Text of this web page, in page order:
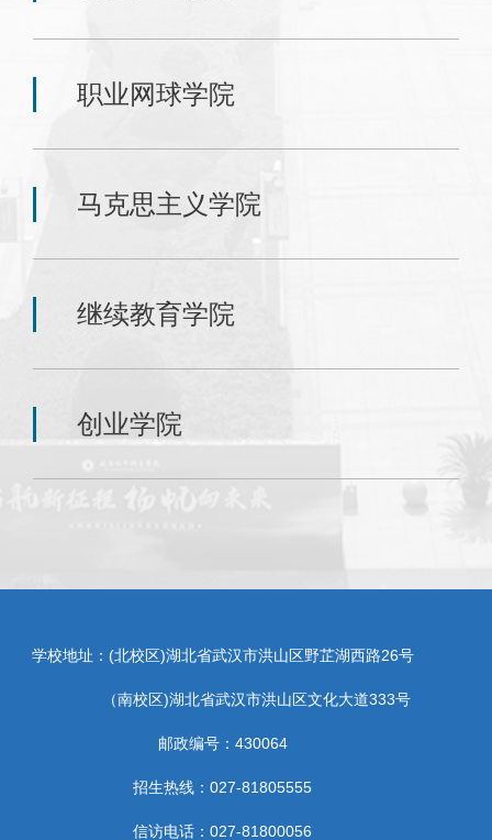
职业网球学院
马克思主义学院
继续教育学院
创业学院
学校地址：(北校区)湖北省武汉市洪山区野芷湖西路26号
（南校区)湖北省武汉市洪山区文化大道333号
邮政编号：430064
招生热线：027-81805555
信访电话：027-81800056